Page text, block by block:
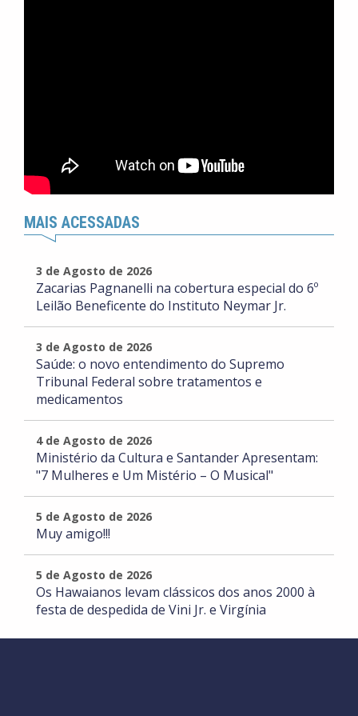
MAIS ACESSADAS
3 de Agosto de 2026
Zacarias Pagnanelli na cobertura especial do 6º
Leilão Beneficente do Instituto Neymar Jr.
3 de Agosto de 2026
Saúde: o novo entendimento do Supremo
Tribunal Federal sobre tratamentos e
medicamentos
4 de Agosto de 2026
Ministério da Cultura e Santander Apresentam:
"7 Mulheres e Um Mistério – O Musical"
5 de Agosto de 2026
Muy amigo!!!
5 de Agosto de 2026
Os Hawaianos levam clássicos dos anos 2000 à
festa de despedida de Vini Jr. e Virgínia